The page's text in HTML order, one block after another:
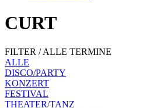
CURT
FILTER / ALLE TERMINE
ALLE
DISCO/PARTY
KONZERT
FESTIVAL
THEATER/TANZ